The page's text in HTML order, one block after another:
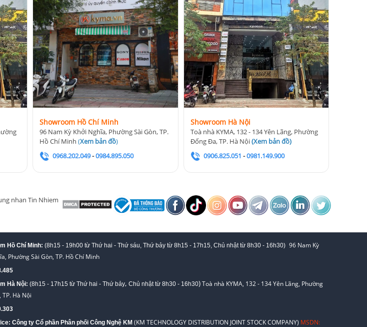
Showroom Hồ Chí Minh
96 Nam Kỳ Khởi Nghĩa, Phường Sài Gòn, TP.
Hồ Chí Minh(Xem bản đồ)
0968.202.049-0984.895.050
Showroom Hà Nội
Toà nhà KYMA, 132 - 134 Yên Lãng, Phường
Đống Đa, TP. Hà Nội(Xem bản đồ)
0906.825.051 -0981.149.900
Hồ Chí Minh: (8h15 - 19h00 từ Thứ hai - Thứ sáu, Thứ bảy từ 8h15 - 17h15, Chủ nhật từ 8h30 - 16h30) 96 Nam Kỳ
Phường Sài Gòn, TP. Hồ Chí Minh
Hà Nội: (8h15 - 17h15 từ Thứ hai - Thứ bảy, Chủ nhật từ 8h30 - 16h30)Toà nhà KYMA, 132 - 134 Yên Lãng, Phường
Hà Nội
Công ty Cổ phần Phân phối Công Nghệ KM (KM TECHNOLOGY DISTRIBUTION JOINT STOCK COMPANY) MSDN: